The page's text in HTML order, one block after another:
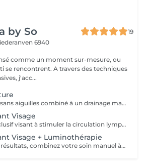
by So
19
6940
comme un moment sur-mesure, ou
A travers des techniques
j'acc...
Soin biorevitalisant sans aiguilles combiné à un drainage manuel lent et doux pour stimuler la circulation, repulper et revitaliser la peau. Idéal pour améliorer l'éclat, l'élasticité et la fermeté du visage ou du cou. Chaque séance est personnalisée selon vos besoins, pour des résultats visibles et durables
Visage
Un soin manuel exclusif visant à stimuler la circulation lymphatique, décongestionner les tissus et révéler l'éclat naturel du visage. Idéal en cas de traits fatigués, de gonflement, ou de teint terne. Ce soin favorise l'élimination des toxines et de la rétention d'eau accumulés au niveau du visage du cou et du décolleté. L'association du drainage manuel et du travail des fascias, procure un réel moment de détente.
Visage + Luminothérapie
Pour optimiser vos résultats, combinez votre soin manuel à la luminothérapie. Les LED rouges stimuleront élastine et collagène et auront un effet apaisant immédiat grâce à leur action anti inflammatoire.